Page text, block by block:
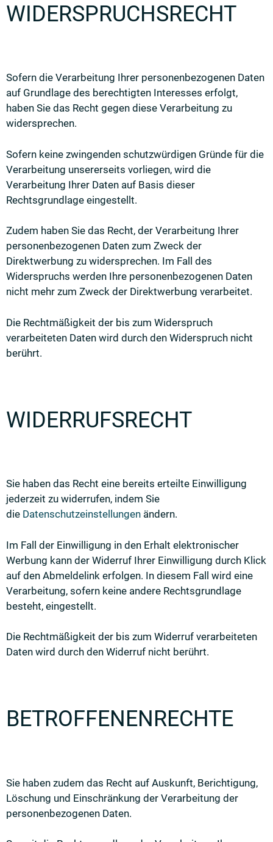
WIDERSPRUCHSRECHT
Sofern die Verarbeitung Ihrer personenbezogenen Daten
auf Grundlage des berechtigten Interesses erfolgt,
haben Sie das Recht gegen diese Verarbeitung zu
widersprechen.
Sofern keine zwingenden schutzwürdigen Gründe für die
Verarbeitung unsererseits vorliegen, wird die
Verarbeitung Ihrer Daten auf Basis dieser
Rechtsgrundlage eingestellt.
Zudem haben Sie das Recht, der Verarbeitung Ihrer
personenbezogenen Daten zum Zweck der
Direktwerbung zu widersprechen. Im Fall des
Widerspruchs werden Ihre personenbezogenen Daten
nicht mehr zum Zweck der Direktwerbung verarbeitet.
Die Rechtmäßigkeit der bis zum Widerspruch
verarbeiteten Daten wird durch den Widerspruch nicht
berührt.
WIDERRUFSRECHT
Sie haben das Recht eine bereits erteilte Einwilligung
jederzeit zu widerrufen, indem Sie
die Datenschutzeinstellungen ändern.
Im Fall der Einwilligung in den Erhalt elektronischer
Werbung kann der Widerruf Ihrer Einwilligung durch Klick
auf den Abmeldelink erfolgen. In diesem Fall wird eine
Verarbeitung, sofern keine andere Rechtsgrundlage
besteht, eingestellt.
Die Rechtmäßigkeit der bis zum Widerruf verarbeiteten
Daten wird durch den Widerruf nicht berührt.
BETROFFENENRECHTE
Sie haben zudem das Recht auf Auskunft, Berichtigung,
Löschung und Einschränkung der Verarbeitung der
personenbezogenen Daten.